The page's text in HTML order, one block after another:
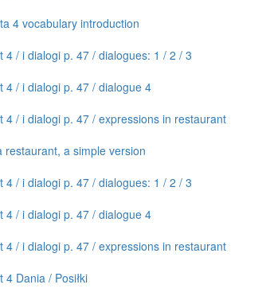
4 vocabulary introduction
4 / i dialogi p. 47 / dialogues: 1 / 2 / 3
4 / i dialogi p. 47 / dialogue 4
4 / i dialogi p. 47 / expressions in restaurant
restaurant, a simple version
4 / i dialogi p. 47 / dialogues: 1 / 2 / 3
4 / i dialogi p. 47 / dialogue 4
4 / i dialogi p. 47 / expressions in restaurant
4 Dania / Posiłki